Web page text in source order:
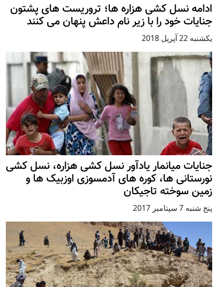
ادامه نسل کشی هزاره ها؛ تروریست های پشتون
جنایات خود را با زیر نام داعش پنهان می کنند
يكشنبه 22 آپریل 2018
جنایات میانمار یادآور نسل کشی هزاره، نسل کشی
نورستانی ها، کوره های آدمسوزی اوزبیک ها و
زمین سوخته تاجیکان
پنج شنبه 7 سپتامبر 2017